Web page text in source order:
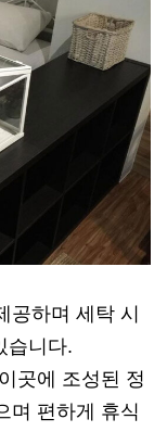
공하며 세탁 시
습니다.
곳에 조성된 정
며 편하게 휴식